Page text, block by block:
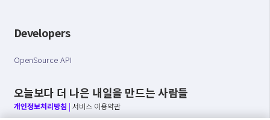
Developers
OpenSource API
오늘보다 더 나은 내일을 만드는 사람들
개인정보처리방침 | 서비스 이용약관